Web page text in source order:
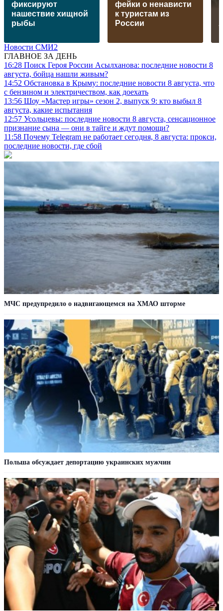
фиксируют
нашествие хищной
рыбы
фейки о ненависти
к туристам из
России
Новости СМИ2
ГЛАВНОЕ ЗА ДЕНЬ
16:28 Поиск Героя России Асылханова: последние новости 8
августа, бойца нашли живым?
14:52 Обстановка в Крыму: последние новости 8 августа, что
с бензином и электричеством, как доехать
13:56 Шоу «Мастер игры» сезон 2, выпуск 9: кто выбыл 8
августа, какие испытания
12:57 Усольцевы: последние новости 8 августа, сенсационное
признание сына — они в тайге и ждут помощи?
11:58 Почему Telegram не работает сегодня, 8 августа: прокси,
последние новости, где сбой
МЧС предупредило о надвигающемся на ХМАО шторме
Польша обсуждает депортацию украинских мужчин